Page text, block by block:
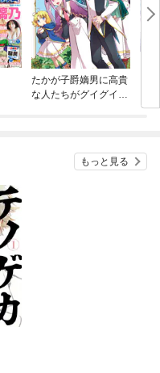
たかが子爵嫡男に高貴
な人たちがグイグイき
た
幸
ま
もっと見る